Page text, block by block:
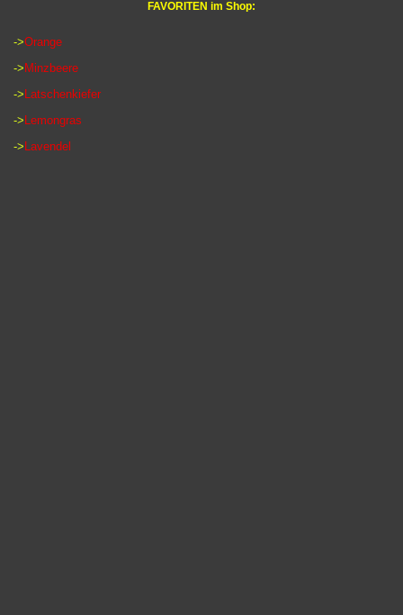
FAVORITEN im Shop:
->Orange
->Minzbeere
->Latschenkiefer
->Lemongras
->Lavendel